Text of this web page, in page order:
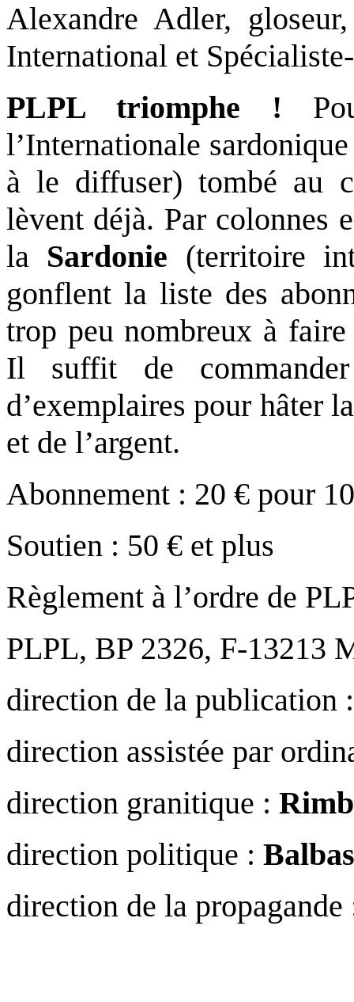
Alexandre Adler,
International et
PLPL triomphe !
l’Internationale
à le diffuser) tombé au
lèvent déjà. Par colonnes
la Sardonie (territoire
gonflent la liste des
trop peu nombreux à
Il suffit de
d’exemplaires pour hâter
et de l’argent.
Abonnement : 20 € pour
Soutien : 50 € et plus
Règlement à l’ordre de
PLPL, BP 2326, F-13213
direction de la publication
direction assistée par
direction granitique :
direction politique :
direction de la